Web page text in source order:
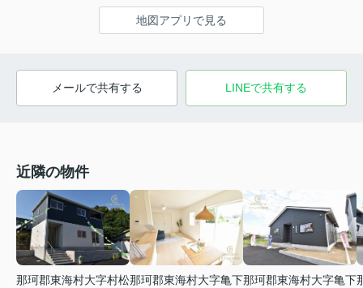
地図アプリで見る
メールで共有する LINEで共有する
近隣の物件
那珂郡東海村大字村松那珂郡東海村大字亀下那珂郡東海村大字亀下